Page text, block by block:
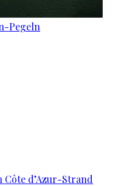
Pegeln
d’Azur-Strand